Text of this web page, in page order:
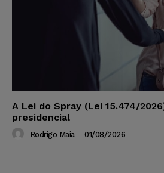
A Lei do Spray (Lei 15.474/
presidencial
Rodrigo Maia - 01/08/2026